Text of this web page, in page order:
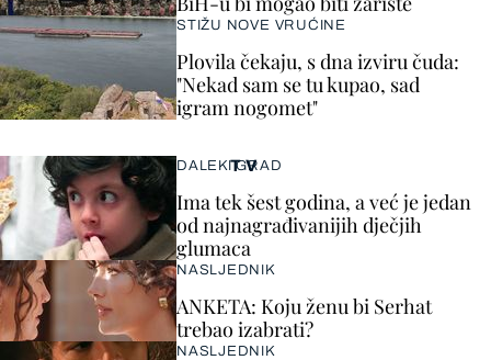
STIŽU NOVE VRUĆINE
Plovila čekaju, s dna izviru čuda:
"Nekad sam se tu kupao, sad
igram nogomet"
TV
DALEKI GRAD
Ima tek šest godina, a već je jedan
od najnagrađivanijih dječjih
glumaca
NASLJEDNIK
ANKETA: Koju ženu bi Serhat
trebao izabrati?
NASLJEDNIK